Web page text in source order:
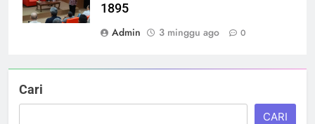
1895
Admin
3 minggu ago 0
Cari
CARI